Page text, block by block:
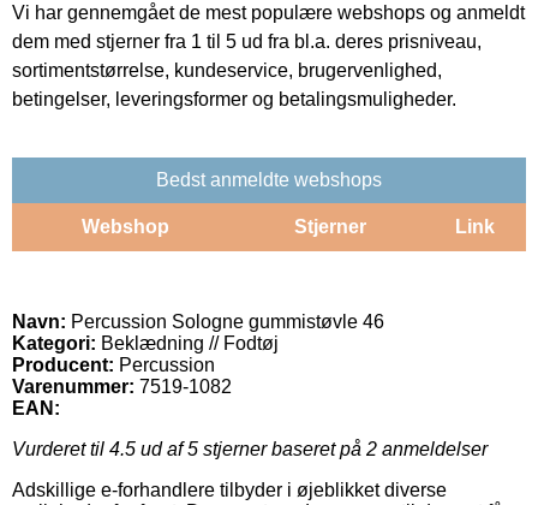
Vi har gennemgået de mest populære webshops og anmeldt
dem med stjerner fra 1 til 5 ud fra bl.a. deres prisniveau,
sortimentstørrelse, kundeservice, brugervenlighed,
betingelser, leveringsformer og betalingsmuligheder.
Bedst anmeldte webshops
Webshop Stjerner Link
Navn: Percussion Sologne gummistøvle 46
Kategori: Beklædning // Fodtøj
Producent: Percussion
Varenummer: 7519-1082
EAN:
Vurderet til 4.5 ud af 5 stjerner baseret på 2 anmeldelser
Adskillige e-forhandlere tilbyder i øjeblikket diverse